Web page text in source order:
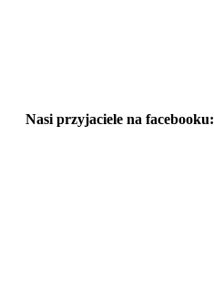
Nasi przyjaciele na facebooku: